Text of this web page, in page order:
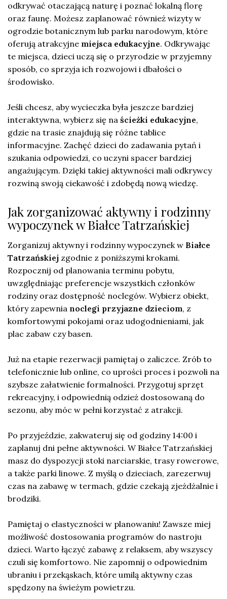
odkrywać otaczającą naturę i poznać lokalną florę
oraz faunę. Możesz zaplanować również wizyty w
ogrodzie botanicznym lub parku narodowym, które
oferują atrakcyjne miejsca edukacyjne. Odkrywając
te miejsca, dzieci uczą się o przyrodzie w przyjemny
sposób, co sprzyja ich rozwojowi i dbałości o
środowisko.
Jeśli chcesz, aby wycieczka była jeszcze bardziej
interaktywna, wybierz się na ścieżki edukacyjne,
gdzie na trasie znajdują się różne tablice
informacyjne. Zachęć dzieci do zadawania pytań i
szukania odpowiedzi, co uczyni spacer bardziej
angażującym. Dzięki takiej aktywności mali odkrywcy
rozwiną swoją ciekawość i zdobędą nową wiedzę.
Jak zorganizować aktywny i rodzinny
wypoczynek w Białce Tatrzańskiej
Zorganizuj aktywny i rodzinny wypoczynek w Białce
Tatrzańskiej zgodnie z poniższymi krokami.
Rozpocznij od planowania terminu pobytu,
uwzględniając preferencje wszystkich członków
rodziny oraz dostępność noclegów. Wybierz obiekt,
który zapewnia noclegi przyjazne dzieciom, z
komfortowymi pokojami oraz udogodnieniami, jak
plac zabaw czy basen.
Już na etapie rezerwacji pamiętaj o zaliczce. Zrób to
telefonicznie lub online, co uprości proces i pozwoli na
szybsze załatwienie formalności. Przygotuj sprzęt
rekreacyjny, i odpowiednią odzież dostosowaną do
sezonu, aby móc w pełni korzystać z atrakcji.
Po przyjeździe, zakwateruj się od godziny 14:00 i
zaplanuj dni pełne aktywności. W Białce Tatrzańskiej
masz do dyspozycji stoki narciarskie, trasy rowerowe,
a także parki linowe. Z myślą o dzieciach, zarezerwuj
czas na zabawę w termach, gdzie czekają zjeżdżalnie i
brodziki.
Pamiętaj o elastyczności w planowaniu! Zawsze miej
możliwość dostosowania programów do nastroju
dzieci. Warto łączyć zabawę z relaksem, aby wszyscy
czuli się komfortowo. Nie zapomnij o odpowiednim
ubraniu i przekąskach, które umilą aktywny czas
spędzony na świeżym powietrzu.